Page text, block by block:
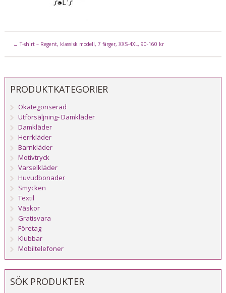
← T-shirt – Regent, klassisk modell, 7 färger, XXS-4XL, 90-160 kr
PRODUKTKATEGORIER
Okategoriserad
Utförsäljning- Damkläder
Damkläder
Herrkläder
Barnkläder
Motivtryck
Varselkläder
Huvudbonader
Smycken
Textil
Väskor
Gratisvara
Företag
Klubbar
Mobiltelefoner
SÖK PRODUKTER